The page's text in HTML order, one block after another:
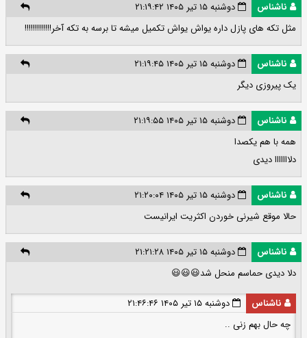
ناشناس
دوشنبه ۱۵ تیر ۱۴۰۵ ۲۱:۱۹:۴۲
مثل تکه های پازل داره یواش یواش تکمیل میشه تا برسه به تکه آخر!!!!!!!!!!!!!
ناشناس
دوشنبه ۱۵ تیر ۱۴۰۵ ۲۱:۱۹:۴۵
یک پیروزی دیگر
ناشناس
دوشنبه ۱۵ تیر ۱۴۰۵ ۲۱:۱۹:۵۵
همه با هم یکصدا
دلااااااا دیدی
ناشناس
دوشنبه ۱۵ تیر ۱۴۰۵ ۲۱:۲۰:۰۴
حالا موقع شیرنی خوردن اکثریت ایرانیست
ناشناس
دوشنبه ۱۵ تیر ۱۴۰۵ ۲۱:۲۱:۲۸
دلا دیدی حماسم منحل شد😃😃😃
ناشناس
دوشنبه ۱۵ تیر ۱۴۰۵ ۲۱:۴۶:۴۶
چه حال بهم زنی ..